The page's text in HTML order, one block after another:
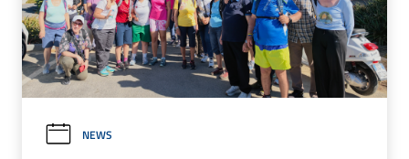
NEWS